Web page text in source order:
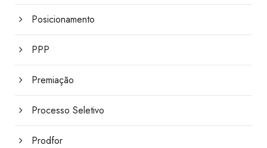
Posicionamento
PPP
Premiação
Processo Seletivo
Prodfor